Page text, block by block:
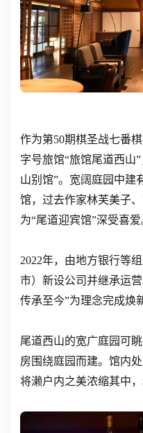
作为第50期棋圣战七番
字号旅馆“旅馆尾道西山
山别馆”。宽阔庭园中建
馆，过去作家林芙美子
为“尾道迎宾馆”深受喜爱
2022年，由地方银行等
市）新设公司并继承运
传承至今”为理念完成焕
尾道西山的宽广庭园可
房围绕庭园而建。馆内
将濑户内之美浓缩其中，